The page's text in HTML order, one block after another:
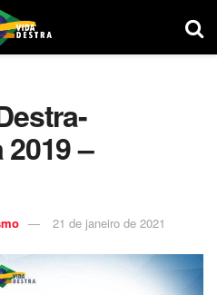
–
21 de janeiro de 2021